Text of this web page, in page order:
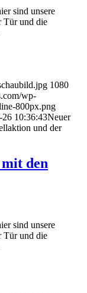
sind unsere
Tür und die
1080
wp-
800px.png
26 10:36:43Neuer
und der
den
sind unsere
Tür und die